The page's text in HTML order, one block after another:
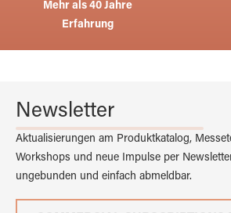
Mehr als 40 Jahre
Erfahrung
Newsletter
Aktualisierungen am Produktkatalog,
Workshops und neue Impulse per
ungebunden und einfach abmeldbar.